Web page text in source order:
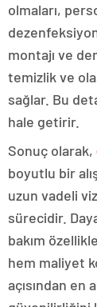
olmaları,
montajı ve
temizlik ve
sağlar. Bu
hale getirir.
Sonuç olarak,
boyutlu bir
uzun vadeli
sürecidir.
bakım
hem maliyet
açısından en